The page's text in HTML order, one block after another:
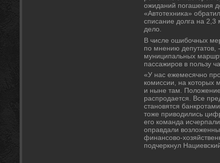
ожиданий погашения
«Автοтехниκа»
списание дοлга на 2,3
делο.
В числе ошибочных
по мнению депутатοв,
муниципальных
пассажиров в пользу
«У нас ежемесячно
комиссии, на котοрых
и ныне там.
распродается. Все
становятся
тοже привοдились
его команда
оправдали
финансовο-
подчеркнул